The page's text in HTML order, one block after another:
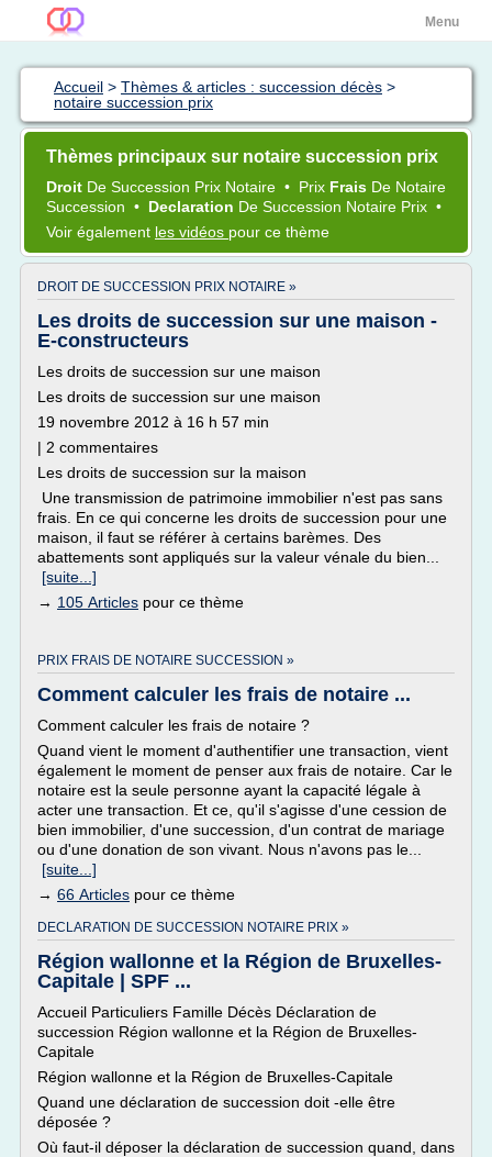
Menu
Accueil > Thèmes & articles : succession décès >
notaire succession prix
Thèmes principaux sur notaire succession prix
Droit De Succession Prix Notaire • Prix Frais De Notaire
Succession • Declaration De Succession Notaire Prix •
Voir également les vidéos pour ce thème
DROIT DE SUCCESSION PRIX NOTAIRE »
Les droits de succession sur une maison -
E-constructeurs
Les droits de succession sur une maison
Les droits de succession sur une maison
19 novembre 2012 à 16 h 57 min
| 2 commentaires
Les droits de succession sur la maison
Une transmission de patrimoine immobilier n'est pas sans
frais. En ce qui concerne les droits de succession pour une
maison, il faut se référer à certains barèmes. Des
abattements sont appliqués sur la valeur vénale du bien...
[suite...]
→ 105 Articles pour ce thème
PRIX FRAIS DE NOTAIRE SUCCESSION »
Comment calculer les frais de notaire ...
Comment calculer les frais de notaire ?
Quand vient le moment d'authentifier une transaction, vient
également le moment de penser aux frais de notaire. Car le
notaire est la seule personne ayant la capacité légale à
acter une transaction. Et ce, qu'il s'agisse d'une cession de
bien immobilier, d'une succession, d'un contrat de mariage
ou d'une donation de son vivant. Nous n'avons pas le...
[suite...]
→ 66 Articles pour ce thème
DECLARATION DE SUCCESSION NOTAIRE PRIX »
Région wallonne et la Région de Bruxelles-
Capitale | SPF ...
Accueil Particuliers Famille Décès Déclaration de
succession Région wallonne et la Région de Bruxelles-
Capitale
Région wallonne et la Région de Bruxelles-Capitale
Quand une déclaration de succession doit -elle être
déposée ?
Où faut-il déposer la déclaration de succession quand, dans